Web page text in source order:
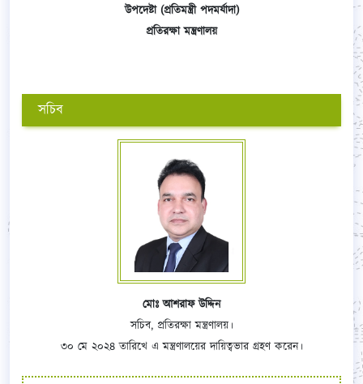
উপদেষ্টা (প্রতিমন্ত্রী পদমর্যাদা)
প্রতিরক্ষা মন্ত্রণালয়
সচিব
মোঃ আশরাফ উদ্দিন
সচিব, প্রতিরক্ষা মন্ত্রণালয়।
৩০ মে ২০২৪ তারিখে এ মন্ত্রণালয়ের দায়িত্বভার গ্রহণ করেন।